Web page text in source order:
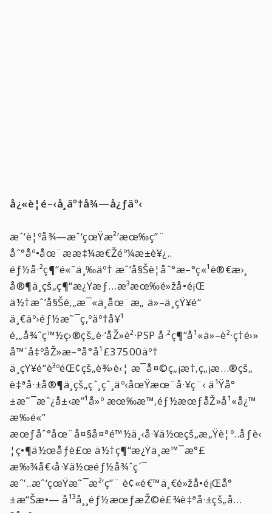
å¿«è¦é–‹å­¸äº†å¾—å¿ƒäº‹
æˆ‘è¦ºå¾—æˆ‘çœŸæ²’æœ‰ç”¨
åˆ°åº•åœ¨ææ‡¼æ€Žéº¼æ±è¥¿..
éƒ½å·²ç¶“é«˜ä¸‰äº† æˆ‘å§Šè¦åˆ°æ–°ç«¹è®€æ›¸
å®¶ä¸­çš„ç¶“æ¿Ÿæƒ…æ³æœ‰é»žå•é¡Œ
ä½†æˆ‘å§Šé‚„æ¯«ä¸åœ¨æ„ ä»–ä¸çŸ¥é“
ä¸€äº›éƒ½æ˜¯ç‚ºäº†å¥¹
é‚„å¾ˆç™½ç›®çš„è·‘åŽ»è²·PSP å·²ç¶“å¹«ä»–è²·ç­†é›»
å™´å‡ºåŽ»æ–°å°å¹£37500äº†
ä¸çŸ¥é“è³ºéŒ¢çš„è¾›è‹¦ æ¯å¤©ç„¡æ†‚ç„¡æ…®çš„
è‡ªå·±å®¶ä¸­çš„çˆ¸çˆ¸äº‹åœŸæœ¨å·¥ç¨‹ ä¹Ÿå°
±æ˜¯æˆ¿å±‹æ”¹å»º æœ‰æ™‚éƒ½æœƒåŽ»å¹«å¿™
æ‰é«”
æœƒåˆ°åœ¨å¤§å¤ªé™½ä¸‹å·¥ä½œçš„æ„Ÿè¦º..åƒè‹
¦ç•¶ä½œåƒè£œ ä½†ç¶“æ¿Ÿä¸æ™¯æ°£
æ‰¾å€‹å·¥ä½œéƒ½å¾ˆç´¯
æˆ‘..æˆ‘çœŸæ˜¯æ²’ç”¨ è¢«é€™ä¸€é»žå•é¡Œå°
±æ“Šæ•— å¹³å¸¸éƒ½æœƒæŽ©é£¾è‡ªå·±çš„å…